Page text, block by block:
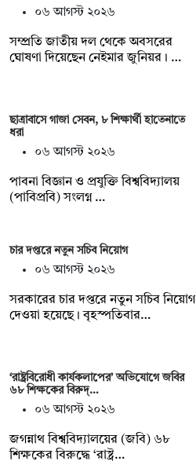
০৬ আগস্ট ২০২৬
সম্প্রতি জাতীয় দল থেকে অবসরের
ঘোষণা দিয়েছেন নেইমার জুনিয়র। …
ছাত্রাবাসে গাজা সেবন, ৮ শিক্ষার্থী হাতেনাতে
ধরা
০৬ আগস্ট ২০২৬
পাবনা বিজ্ঞান ও প্রযুক্তি বিশ্ববিদ্যালয়
(পাবিপ্রবি) সংলগ্ন …
চার দপ্তরে নতুন সচিব নিয়োগ
০৬ আগস্ট ২০২৬
সরকারের চার দপ্তরে নতুন সচিব নিয়োগ
দেওয়া হয়েছে। বৃহস্পতিবার…
‘রাষ্ট্রবিরোধী কার্যকলাপের’ অভিযোগে জবির
৬৮ শিক্ষকের বিরুদ্…
০৬ আগস্ট ২০২৬
জগন্নাথ বিশ্ববিদ্যালয়ের (জবি) ৬৮
শিক্ষকের বিরুদ্ধে ‘রাষ্ট্র…